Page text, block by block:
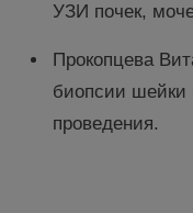
УЗИ почек,
Прокопцева
биопсии шейки
проведения.